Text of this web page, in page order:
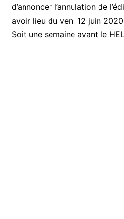
d’annoncer l’annulation de
avoir lieu du ven. 12 juin
Soit une semaine avant le